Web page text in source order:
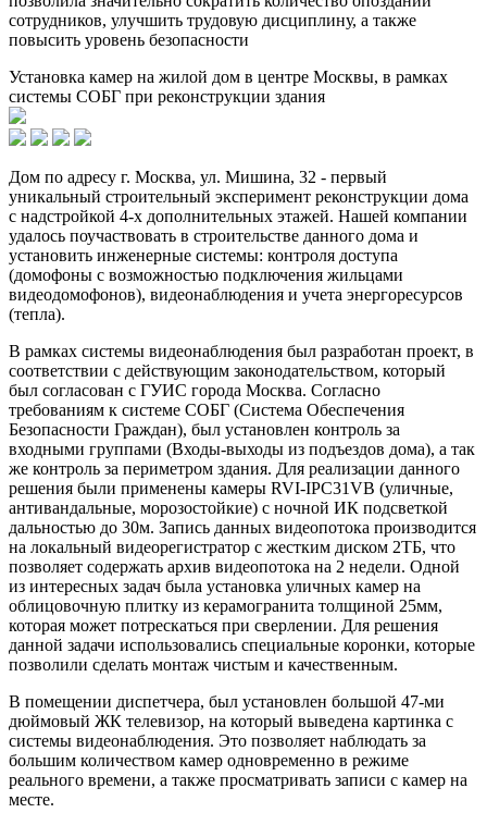
сотрудников, улучшить трудовую дисциплину, а также
повысить уровень безопасности
Установка камер на жилой дом в центре Москвы, в рамках
системы СОБГ при реконструкции здания
Дом по адресу г. Москва, ул. Мишина, 32 - первый
уникальный строительный эксперимент реконструкции дома
с надстройкой 4-х дополнительных этажей. Нашей компании
удалось поучаствовать в строительстве данного дома и
установить инженерные системы: контроля доступа
(домофоны с возможностью подключения жильцами
видеодомофонов), видеонаблюдения и учета энергоресурсов
(тепла).
В рамках системы видеонаблюдения был разработан проект, в
соответствии с действующим законодательством, который
был согласован с ГУИС города Москва. Согласно
требованиям к системе СОБГ (Система Обеспечения
Безопасности Граждан), был установлен контроль за
входными группами (Входы-выходы из подъездов дома), а так
же контроль за периметром здания. Для реализации данного
решения были применены камеры RVI-IPC31VB (уличные,
антивандальные, морозостойкие) с ночной ИК подсветкой
дальностью до 30м. Запись данных видеопотока производится
на локальный видеорегистратор с жестким диском 2ТБ, что
позволяет содержать архив видеопотока на 2 недели. Одной
из интересных задач была установка уличных камер на
облицовочную плитку из керамогранита толщиной 25мм,
которая может потрескаться при сверлении. Для решения
данной задачи использовались специальные коронки, которые
позволили сделать монтаж чистым и качественным.
В помещении диспетчера, был установлен большой 47-ми
дюймовый ЖК телевизор, на который выведена картинка с
системы видеонаблюдения. Это позволяет наблюдать за
большим количеством камер одновременно в режиме
реального времени, а также просматривать записи с камер на
месте.